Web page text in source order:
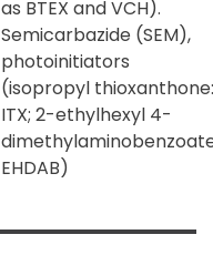
as BTEX and VCH).
Semicarbazide (SEM),
photoinitiators
(isopropyl thioxanthone:
ITX; 2-ethylhexyl 4-
EHDAB)